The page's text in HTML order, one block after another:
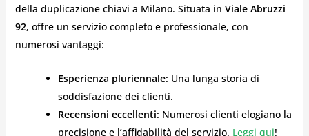
della duplicazione chiavi a Milano. Situata in Viale Abruzzi
92, offre un servizio completo e professionale, con
numerosi vantaggi:
Esperienza pluriennale: Una lunga storia di
soddisfazione dei clienti.
Recensioni eccellenti: Numerosi clienti elogiano la
precisione e l’affidabilità del servizio. Leggi qui!